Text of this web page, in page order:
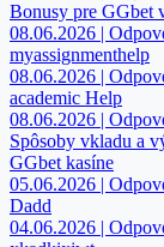
Bonusy pre GGbet
08.06.2026 |
myassignmenthelp
08.06.2026 |
academic Help
08.06.2026 |
Spôsoby vkladu a
GGbet kasíne
05.06.2026 |
Dadd
04.06.2026 |